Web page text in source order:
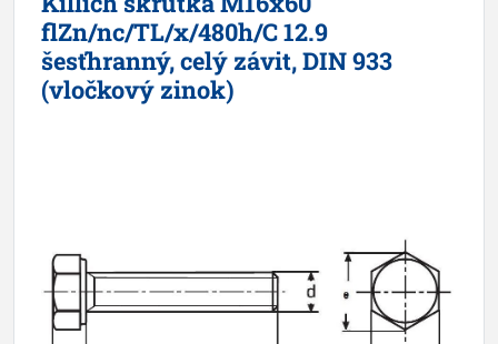
flZn/nc/TL/x/480h/C 12.9
šesťhranný, celý závit, DIN 933
(vločkový zinok)